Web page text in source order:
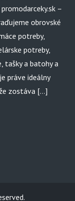
–
obrovské
potreby,
potreby,
tašky a batohy a
práve ideálny
zostáva […]